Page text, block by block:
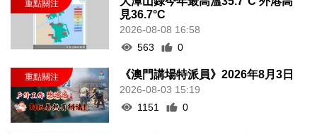
見36.7°C
2026-08-08 16:58
563
0
《澳門講場特派員》2026年8月3日
2026-08-03 15:19
1151
0